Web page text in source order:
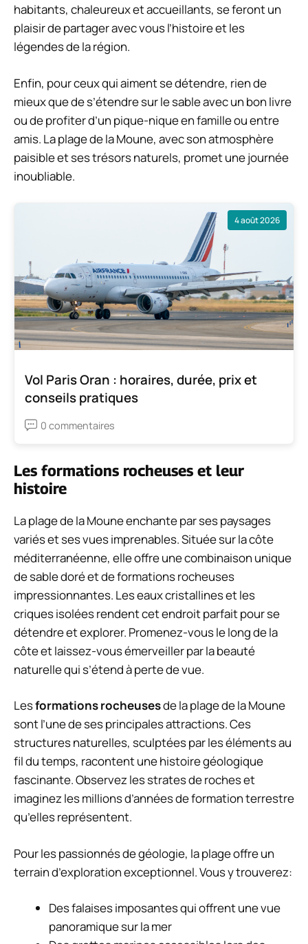
habitants, chaleureux et accueillants, se feront un
plaisir de partager avec vous l’histoire et les
légendes de la région.
Enfin, pour ceux qui aiment se détendre, rien de
mieux que de s’étendre sur le sable avec un bon livre
ou de profiter d’un pique-nique en famille ou entre
amis. La plage de la Moune, avec son atmosphère
paisible et ses trésors naturels, promet une journée
inoubliable.
4 août 2026
Vol Paris Oran : horaires, durée, prix et
conseils pratiques
0 commentaires
Les formations rocheuses et leur
histoire
La plage de la Moune enchante par ses paysages
variés et ses vues imprenables. Située sur la côte
méditerranéenne, elle offre une combinaison unique
de sable doré et de formations rocheuses
impressionnantes. Les eaux cristallines et les
criques isolées rendent cet endroit parfait pour se
détendre et explorer. Promenez-vous le long de la
côte et laissez-vous émerveiller par la beauté
naturelle qui s’étend à perte de vue.
Lesformations rocheusesde la plage de la Moune
sont l’une de ses principales attractions. Ces
structures naturelles, sculptées par les éléments au
fil du temps, racontent une histoire géologique
fascinante. Observez les strates de roches et
imaginez les millions d’années de formation terrestre
qu’elles représentent.
Pour les passionnés de géologie, la plage offre un
terrain d’exploration exceptionnel. Vous y trouverez:
Des falaises imposantes qui offrent une vue
panoramique sur la mer